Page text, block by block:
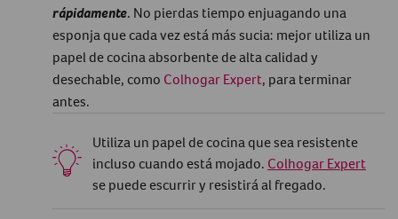
rápidamente. No pierdas tiempo enjuagando una
esponja que cada vez está más sucia: mejor utiliza un
papel de cocina absorbente de alta calidad y
desechable, como Colhogar Expert, para terminar
antes.
Utiliza un papel de cocina que sea resistente
incluso cuando está mojado. Colhogar Expert
se puede escurrir y resistirá al fregado.